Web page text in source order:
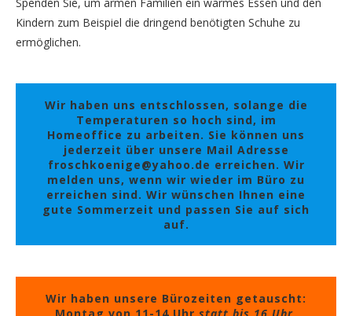
Kindern zum Beispiel die dringend benötigten Schuhe zu
ermöglichen.
Wir haben uns entschlossen, solange die
Temperaturen so hoch sind, im
Homeoffice zu arbeiten. Sie können uns
jederzeit über unsere Mail Adresse
froschkoenige@yahoo.de erreichen. Wir
melden uns, wenn wir wieder im Büro zu
erreichen sind. Wir wünschen Ihnen eine
gute Sommerzeit und passen Sie auf sich
auf.
Wir haben unsere Bürozeiten getauscht: